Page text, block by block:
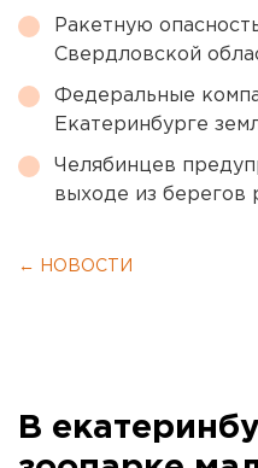
Ракетную
Свердловской
Федеральные
Екатеринбурге
Челябинцев
выходе из берегов
← НОВОСТИ
В